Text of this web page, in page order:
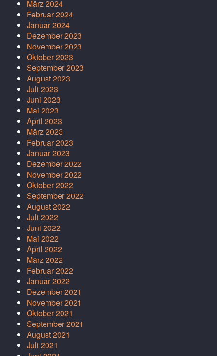
März 2024
Februar 2024
Januar 2024
Dezember 2023
November 2023
Oktober 2023
September 2023
August 2023
Juli 2023
Juni 2023
Mai 2023
April 2023
März 2023
Februar 2023
Januar 2023
Dezember 2022
November 2022
Oktober 2022
September 2022
August 2022
Juli 2022
Juni 2022
Mai 2022
April 2022
März 2022
Februar 2022
Januar 2022
Dezember 2021
November 2021
Oktober 2021
September 2021
August 2021
Juli 2021